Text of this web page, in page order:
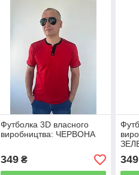
Футболка 3D власного
виробництва: ЧЕРВОНА
349₴ 349